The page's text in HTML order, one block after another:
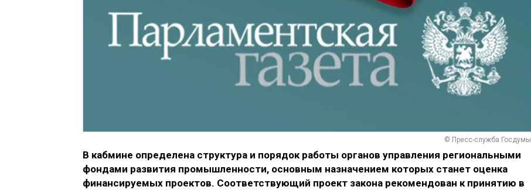
© Пресс-служба Госдумы
В кабмине определена структура и порядок работы органов управления региональными
фондами развития промышленности, основным назначением которых станет оценка
финансируемых проектов. Соответствующий проект закона рекомендован к принятию в